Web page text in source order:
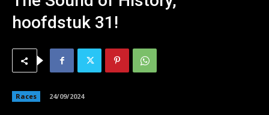
hoofdstuk 31!
Races 24/09/2024